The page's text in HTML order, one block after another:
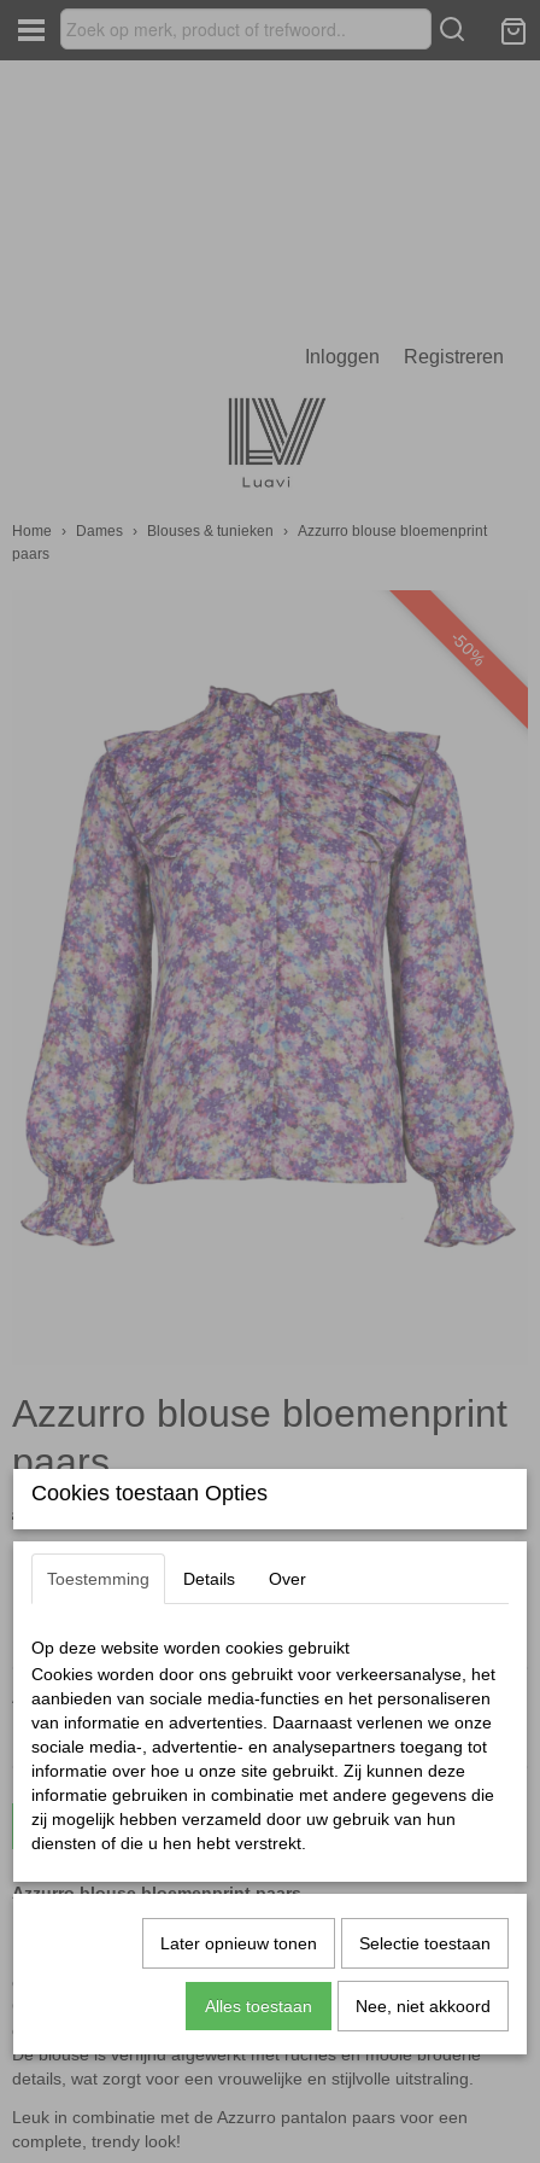
Inloggen Registreren
Home › Dames › Blouses & tunieken › Azzurro blouse bloemenprint
paars
-50%
Azzurro blouse bloemenprint
paars
€ 39,99
Op voorraad
Aantal
In winkelwagen
Azzurro blouse bloemenprint paars
Deze prachtige Azzurro blouse bloemenprint paars is een echte
eyecatcher!
Gemaakt van een dunne, luchtige stof voor een elegante en
comfortabele fit.
De blouse is verfijnd afgewerkt met ruches en mooie broderie
details, wat zorgt voor een vrouwelijke en stijlvolle uitstraling.
Leuk in combinatie met de Azzurro pantalon paars voor een
complete, trendy look!
Cookies toestaan Opties
Toestemming Details Over
Op deze website worden cookies gebruikt
Cookies worden door ons gebruikt voor verkeersanalyse, het
aanbieden van sociale media-functies en het personaliseren
van informatie en advertenties. Daarnaast verlenen we onze
sociale media-, advertentie- en analysepartners toegang tot
informatie over hoe u onze site gebruikt. Zij kunnen deze
informatie gebruiken in combinatie met andere gegevens die
zij mogelijk hebben verzameld door uw gebruik van hun
diensten of die u hen hebt verstrekt.
Later opnieuw tonen Selectie toestaan
Alles toestaan Nee, niet akkoord